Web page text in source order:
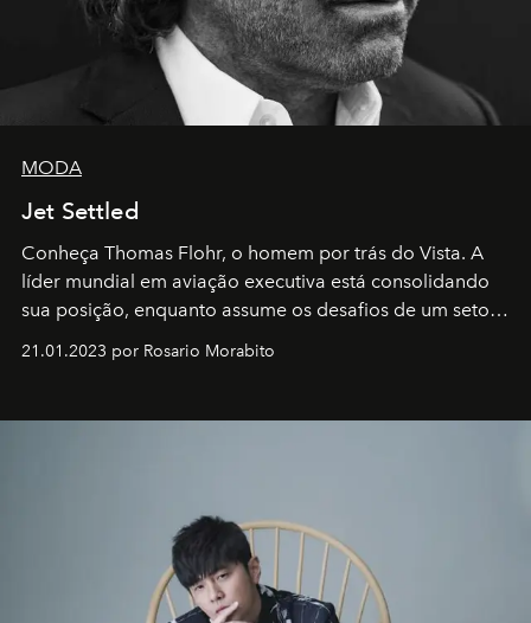
MODA
Jet Settled
Conheça Thomas Flohr, o homem por trás do Vista. A
líder mundial em aviação executiva está consolidando
sua posição, enquanto assume os desafios de um setor
21.01.2023 por Rosario Morabito